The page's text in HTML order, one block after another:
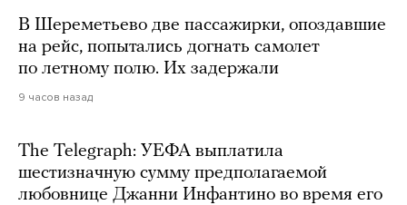
В Шереметьево две пассажирки, опоздавшие
на рейс, попытались догнать самолет
по летному полю. Их задержали
9 часов назад
The Telegraph: УЕФА выплатила
шестизначную сумму предполагаемой
любовнице Джанни Инфантино во время его